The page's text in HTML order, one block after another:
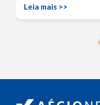
Leia mais >>